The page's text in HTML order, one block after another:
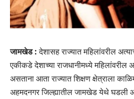
जामखेड :देशासह राज्यात महिलांवरील
एकीकडे देशाच्या राजधानीमध्ये महिलांवरील
असताना आता राज्यात शिक्षण क्षेत्राला
अहमदनगर जिल्ह्यातील जामखेड येथे घडली